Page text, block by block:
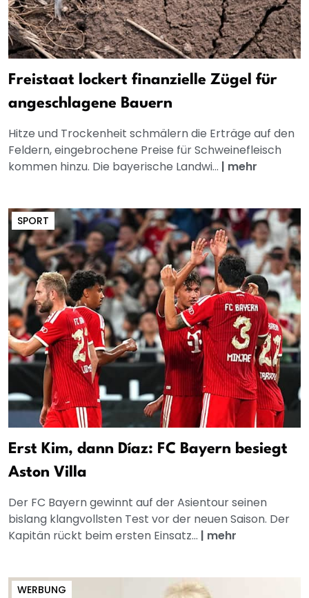
Freistaat lockert finanzielle Zügel für
angeschlagene Bauern
Hitze und Trockenheit schmälern die Erträge auf den
Feldern, eingebrochene Preise für Schweinefleisch
kommen hinzu. Die bayerische Landwi... | mehr
SPORT
Erst Kim, dann Díaz: FC Bayern besiegt
Aston Villa
Der FC Bayern gewinnt auf der Asientour seinen
bislang klangvollsten Test vor der neuen Saison. Der
Kapitän rückt beim ersten Einsatz... | mehr
WERBUNG